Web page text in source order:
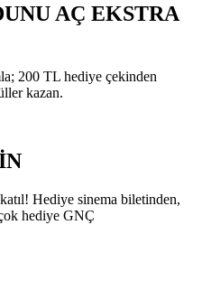
AÇ EKSTRA
200 TL hediye çekinden
kazan.
Hediye sinema biletinden,
hediye GNÇ